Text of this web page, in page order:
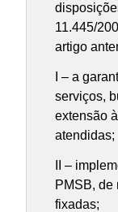
11.445/
artigo
I – a
serviços,
extensão
atendidas;
II –
PMSB, de
fixadas;